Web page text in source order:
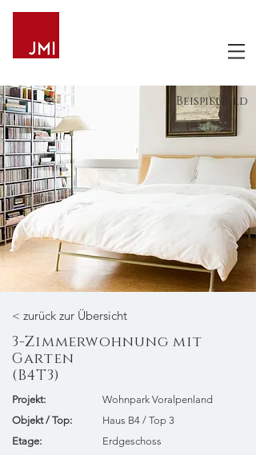
Beispielbild
3-Zimmerwohnung mit
Garten
(B4T3)
< zurück zur Übersicht
Projekt:
​Objekt / Top:
Etage:
Wohnpark Voralpenland
Haus B4 / Top 3
Erdgeschoss